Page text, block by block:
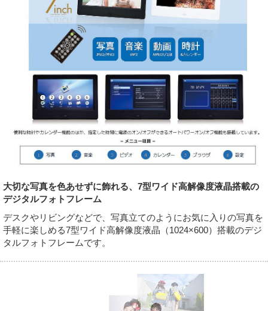
大切な写真を色あせずに飾れる、7型ワイド高解像度液晶搭載の
デジタルフォトフレーム
デスクやリビングなどで、写真立てのようにお気に入りの写真を
手軽に楽しめる7型ワイド高解像度液晶（1024×600）搭載のデジ
タルフォトフレームです。